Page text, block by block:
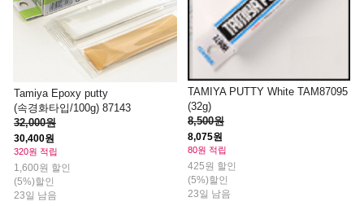
Tamiya Epoxy putty
(속경화타입/100g) 87143
32,000원
30,400원
320원 적립
1,600원 할인
(5%)할인
23일 남음
TAMIYA PUTTY White TAM87095
(32g)
8,500원
8,075원
80원 적립
425원 할인
(5%)할인
23일 남음